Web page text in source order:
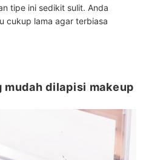
tipe ini sedikit sulit. Anda
cukup lama agar terbiasa
dilapisi makeup